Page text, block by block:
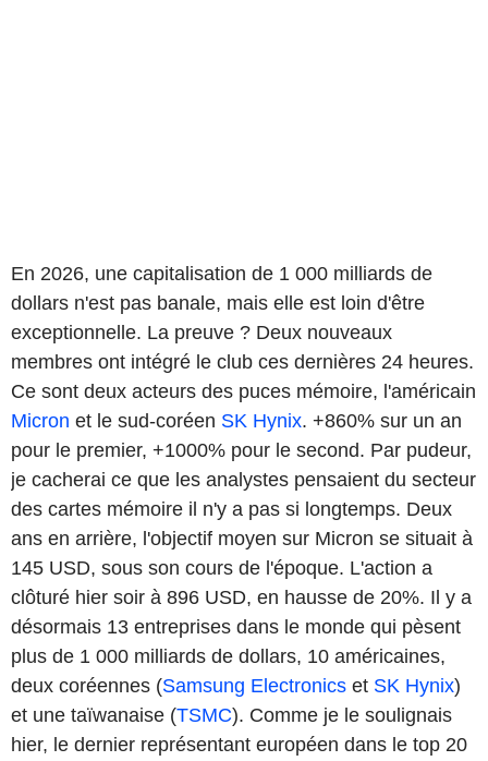
En 2026, une capitalisation de 1 000 milliards de
dollars n'est pas banale, mais elle est loin d'être
exceptionnelle. La preuve ? Deux nouveaux
membres ont intégré le club ces dernières 24 heures.
Ce sont deux acteurs des puces mémoire, l'américain
Micron et le sud-coréen SK Hynix. +860% sur un an
pour le premier, +1000% pour le second. Par pudeur,
je cacherai ce que les analystes pensaient du secteur
des cartes mémoire il n'y a pas si longtemps. Deux
ans en arrière, l'objectif moyen sur Micron se situait à
145 USD, sous son cours de l'époque. L'action a
clôturé hier soir à 896 USD, en hausse de 20%. Il y a
désormais 13 entreprises dans le monde qui pèsent
plus de 1 000 milliards de dollars, 10 américaines,
deux coréennes (Samsung Electronics et SK Hynix)
et une taïwanaise (TSMC). Comme je le soulignais
hier, le dernier représentant européen dans le top 20